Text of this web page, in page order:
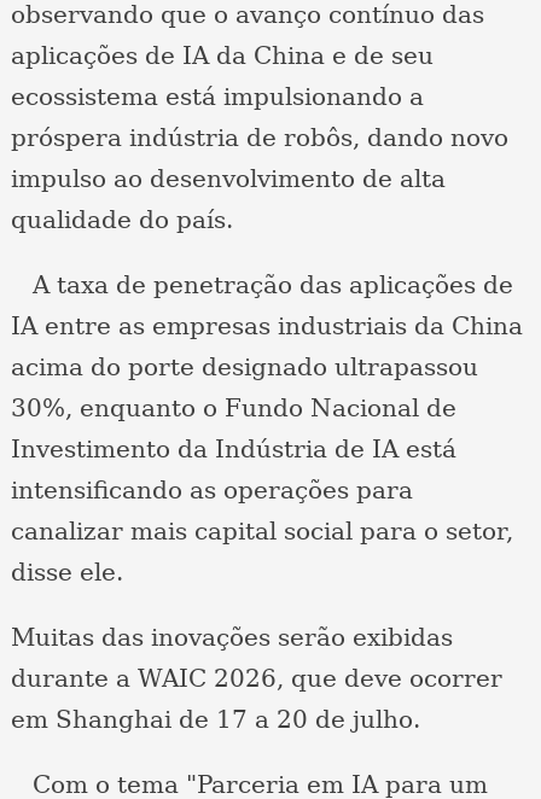
observando que o avanço contínuo das
aplicações de IA da China e de seu
ecossistema está impulsionando a
próspera indústria de robôs, dando novo
impulso ao desenvolvimento de alta
qualidade do país.
A taxa de penetração das aplicações de
IA entre as empresas industriais da China
acima do porte designado ultrapassou
30%, enquanto o Fundo Nacional de
Investimento da Indústria de IA está
intensificando as operações para
canalizar mais capital social para o setor,
disse ele.
Muitas das inovações serão exibidas
durante a WAIC 2026, que deve ocorrer
em Shanghai de 17 a 20 de julho.
Com o tema "Parceria em IA para um